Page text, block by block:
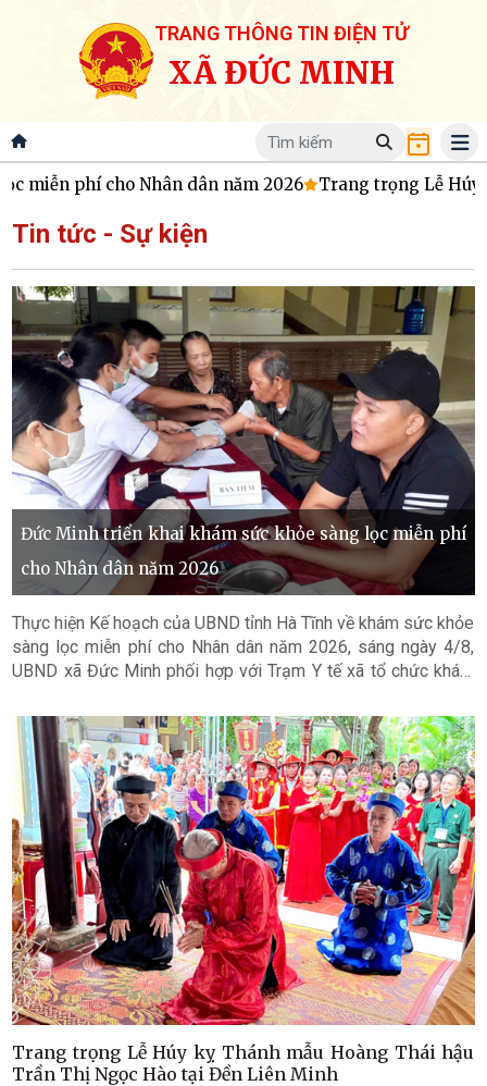
TRANG THÔNG TIN ĐIỆN TỬ
XÃ ĐỨC MINH
phí cho Nhân dân năm 2026 Trang trọng Lễ Húy kỵ
Tin tức - Sự kiện
Đức Minh triển khai khám sức khỏe sàng lọc miễn phí
cho Nhân dân năm 2026
Thực hiện Kế hoạch của UBND tỉnh Hà Tĩnh về khám sức khỏe
sàng lọc miễn phí cho Nhân dân năm 2026, sáng ngày 4/8,
UBND xã Đức Minh phối hợp với Trạm Y tế xã tổ chức khám
Thọ Ninh.
Trang trọng Lễ Húy kỵ Thánh mẫu Hoàng Thái hậu
Trần Thị Ngọc Hào tại Đền Liên Minh